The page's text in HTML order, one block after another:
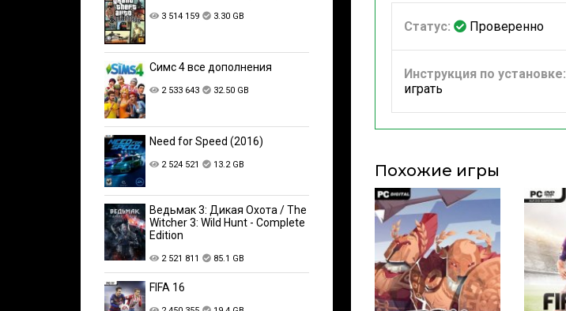
3 514 159 3.30 GB
Симс 4 все дополнения
2 533 643 32.50 GB
Need for Speed (2016)
2 524 521 13.2 GB
Ведьмак 3: Дикая Охота / The
Witcher 3: Wild Hunt - Complete
Edition
2 521 811 85.1 GB
FIFA 16
Статус: Проверенно
Инструкция по установке:
играть
Похожие игры